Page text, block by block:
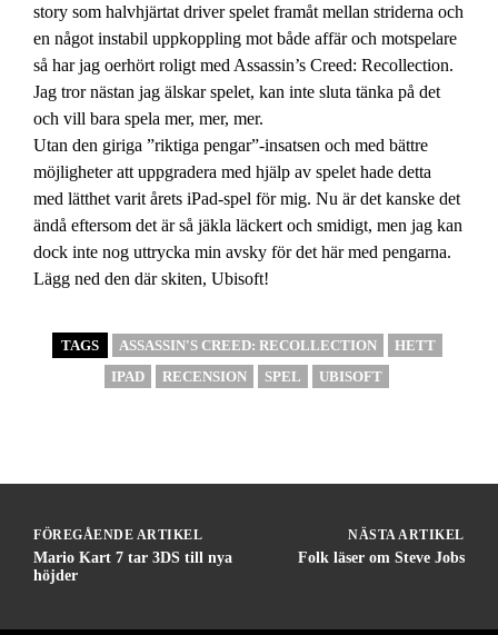
story som halvhjärtat driver spelet framåt mellan striderna och
en något instabil uppkoppling mot både affär och motspelare
så har jag oerhört roligt med Assassin’s Creed: Recollection.
Jag tror nästan jag älskar spelet, kan inte sluta tänka på det
och vill bara spela mer, mer, mer.
Utan den giriga ”riktiga pengar”-insatsen och med bättre
möjligheter att uppgradera med hjälp av spelet hade detta
med lätthet varit årets iPad-spel för mig. Nu är det kanske det
ändå eftersom det är så jäkla läckert och smidigt, men jag kan
dock inte nog uttrycka min avsky för det här med pengarna.
Lägg ned den där skiten, Ubisoft!
TAGS ASSASSIN'S CREED: RECOLLECTION
HETT
IPAD
RECENSION SPEL UBISOFT
FÖREGÅENDE ARTIKEL
Mario Kart 7 tar 3DS till nya
höjder
NÄSTA ARTIKEL
Folk läser om Steve Jobs